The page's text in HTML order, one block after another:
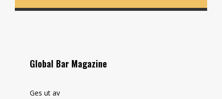
Global Bar Magazine
Ges ut av